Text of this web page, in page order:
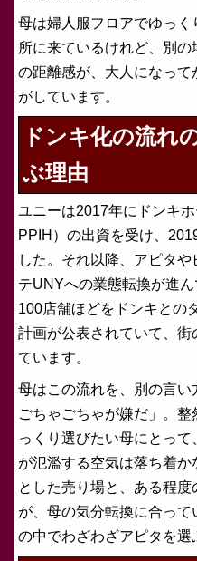
母は婦人服フロアでゆっ
所に来ているけれど、別
の距離感が、大人になっ
がしています。
ドンキ化の流れ
ぶ理由
ユニーは2017年にドンキ
PPIH）の出資を受け、
した。それ以降、アピタ
テUNYへの業態転換が進
100店舗ほどをドンキとの
計画が公表されていて、街
ています。
母はこの流れを、別の言
ごちゃごちゃが嫌だ」。
っくり選びたい母にとっ
が氾濫する空気は落ち着
とした売り場と、ある程
が、母の気分転換に合っ
の中でわざわざアピタを選